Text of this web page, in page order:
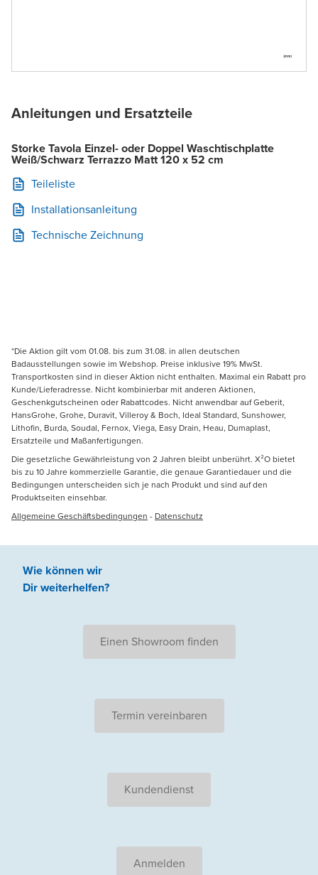
Anleitungen und Ersatzteile
Storke Tavola Einzel- oder Doppel Waschtischplatte
Weiß/Schwarz Terrazzo Matt 120 x 52 cm
Teileliste
Installationsanleitung
Technische Zeichnung
*Die Aktion gilt vom 01.08. bis zum 31.08. in allen deutschen
Badausstellungen sowie im Webshop. Preise inklusive 19% MwSt.
Transportkosten sind in dieser Aktion nicht enthalten. Maximal ein Rabatt pro
Kunde/Lieferadresse. Nicht kombinierbar mit anderen Aktionen,
Geschenkgutscheinen oder Rabattcodes. Nicht anwendbar auf Geberit,
HansGrohe, Grohe, Duravit, Villeroy & Boch, Ideal Standard, Sunshower,
Lithofin, Burda, Soudal, Fernox, Viega, Easy Drain, Heau, Dumaplast,
Ersatzteile und Maßanfertigungen.
Die gesetzliche Gewährleistung von 2 Jahren bleibt unberührt. X²O bietet
bis zu 10 Jahre kommerzielle Garantie, die genaue Garantiedauer und die
Bedingungen unterscheiden sich je nach Produkt und sind auf den
Produktseiten einsehbar.
Allgemeine Geschäftsbedingungen - Datenschutz
Wie können wir
Dir weiterhelfen?
Einen Showroom finden
Termin vereinbaren
Kundendienst
Anmelden